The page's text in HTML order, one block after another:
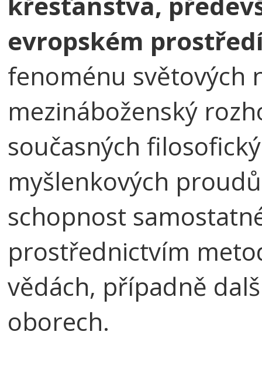
evropském
fenoménu světových
mezináboženský
současných
myšlenkových
schopnost
prostřednictvím
vědách, případně
oborech.